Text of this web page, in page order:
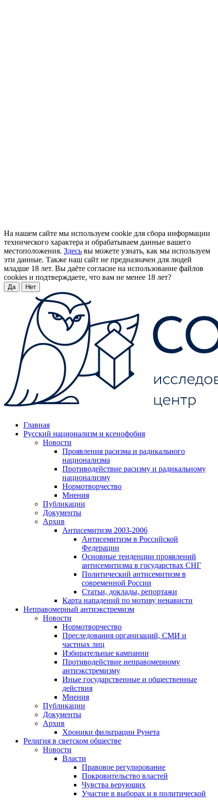
На нашем сайте мы используем cookie для сбора информации
технического характера и обрабатываем данные вашего
местоположения. Здесь вы можете узнать, как мы используем
эти данные. Также наш сайт не предназначен для людей
младше 18 лет. Вы даёте согласие на использование файлов
cookies и подтверждаете, что вам не менее 18 лет?
Да Нет
Главная
Русский национализм и ксенофобия
Новости
Проявления расизма и радикального
национализма
Противодействие расизму и радикальному
национализму
Нормотворчество
Мнения
Публикации
Документы
Архив
Антисемитизм 2003-2006
Антисемитизм в Российской
Федерации
Основные тенденции проявлений
антисемитизма в государствах СНГ
Политический антисемитизм в
современной России
Статьи, доклады, репортажи
Карта нападений по мотиву ненависти
Неправомерный антиэкстремизм
Новости
Нормотворчество
Преследования организаций, СМИ и
частных лиц
Избирательные кампании
Противодействие неправомерному
антиэкстремизму
Иные государственные и общественные
действия
Мнения
Публикации
Документы
Архив
Хроники фильтрации Рунета
Религия в светском обществе
Новости
Власти
Правовое регулирование
Покровительство властей
Чувства верующих
Участие в выборах и в политической